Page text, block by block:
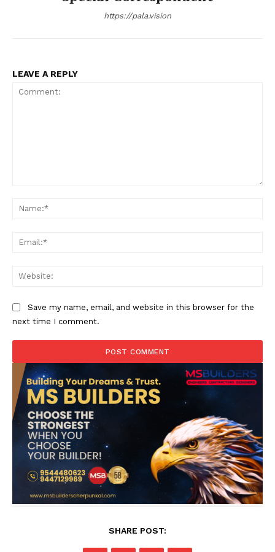
https://pala.vision
LEAVE A REPLY
Save my name, email, and website in this browser for the
next time I comment.
SHARE POST: